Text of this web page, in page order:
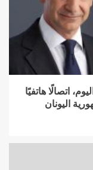
اتصالًا هاتفيًا
اليونان